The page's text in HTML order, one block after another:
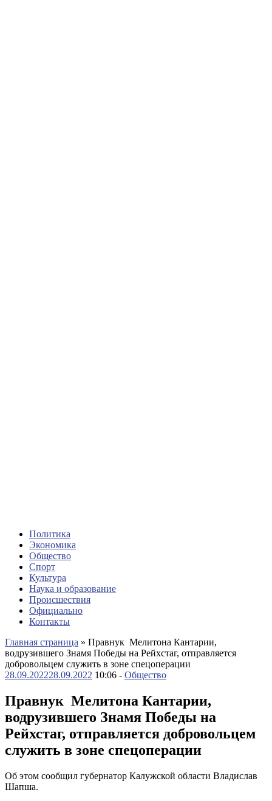
Политика
Экономика
Общество
Спорт
Культура
Наука и образование
Происшествия
Официально
Контакты
Главная страница » Правнук Мелитона Кантарии,
водрузившего Знамя Победы на Рейхстаг, отправляется
добровольцем служить в зоне спецоперации
28.09.202228.09.2022 10:06 - Общество
Правнук Мелитона Кантарии,
водрузившего Знамя Победы на
Рейхстаг, отправляется добровольцем
служить в зоне спецоперации
Об этом сообщил губернатор Калужской области Владислав
Шапша.